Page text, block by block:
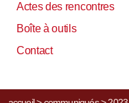
Actes des rencontres
Boîte à outils
Contact